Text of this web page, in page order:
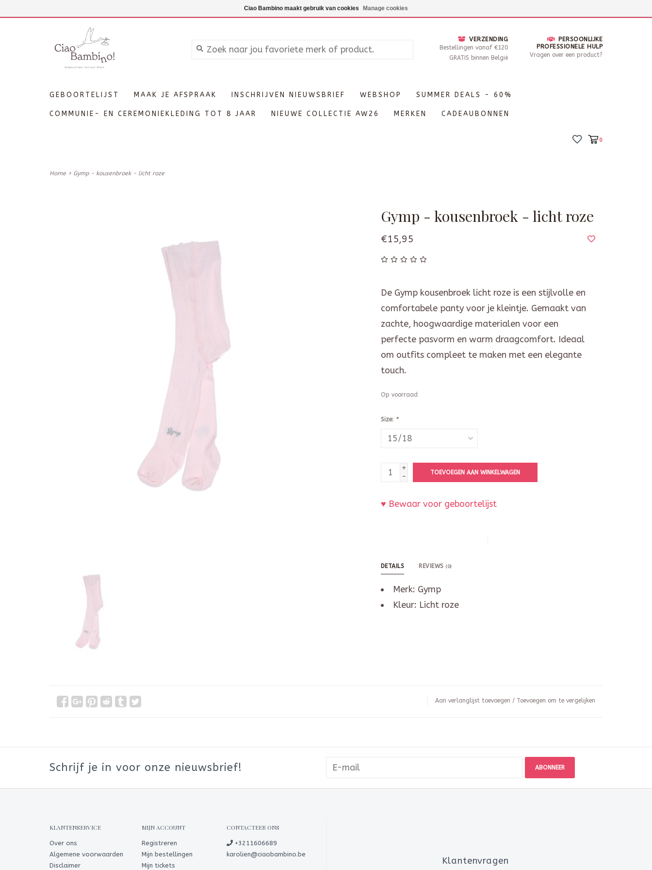
Maandag enkel op afspraak, Dinsdag - Zaterdag open van 10 - 17u30
VERZENDING
Bestellingen vanaf €120
GRATIS binnen België
PERSOONLIJKE
PROFESSIONELE HULP
Vragen over een product?
GEBOORTELIJST MAAK JE AFSPRAAK INSCHRIJVEN NIEUWSBRIEF WEBSHOP SUMMER DEALS - 60%
COMMUNIE- EN CEREMONIEKLEDING TOT 8 JAAR NIEUWE COLLECTIE AW26 MERKEN CADEAUBONNEN
0
Home > Gymp - kousenbroek - licht roze
Gymp - kousenbroek - licht roze
€15,95
De Gymp kousenbroek licht roze is een stijlvolle en
comfortabele panty voor je kleintje. Gemaakt van
zachte, hoogwaardige materialen voor een
perfecte pasvorm en warm draagcomfort. Ideaal
om outfits compleet te maken met een elegante
touch.
Op voorraad
Size: *
+
-
TOEVOEGEN AAN WINKELWAGEN
♥ Bewaar voor geboortelijst
DETAILS REVIEWS (0)
Merk: Gymp
Kleur: Licht roze
Aan verlanglijst toevoegen / Toevoegen om te vergelijken
Schrijf je in voor onze nieuwsbrief! ABONNEER
KLANTENSERVICE
Over ons
Algemene voorwaarden
Disclaimer
MIJN ACCOUNT
Registreren
Mijn bestellingen
Mijn tickets
CONTACTEER ONS
+3211606689
karolien@ciaobambino.be
Klantenvragen
Ciao Bambino maakt gebruik van cookies Manage cookies